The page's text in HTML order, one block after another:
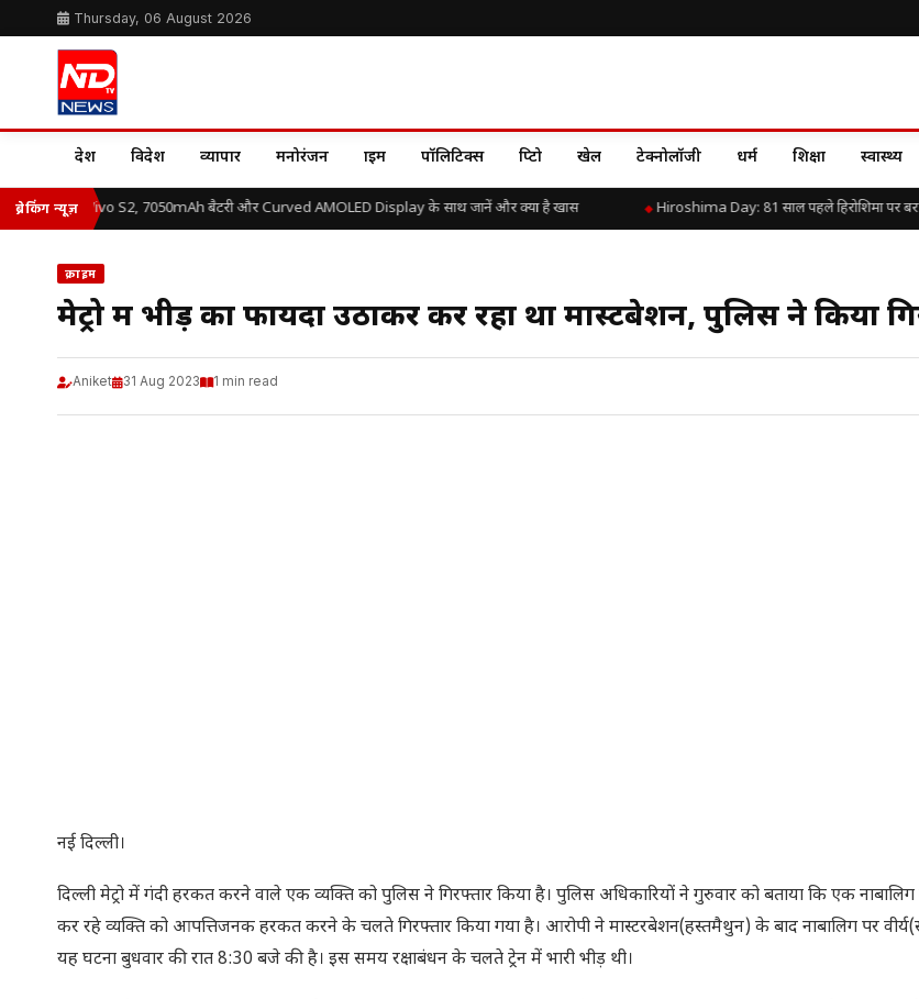
Thursday, 06 August 2026
देश विदेश व्यापार मनोरंजन क्राइम पॉलिटिक्स क्रिप्टो खेल टेक्नोलॉजी धर्म शिक्षा स्वास्थ्य
ब्रेकिंग न्यूज़
में लॉन्च हुआ Vivo S2, 7050mAh बैटरी और Curved AMOLED Display के साथ जानें और क्या है खास Hiroshima Day: 81 साल पहले हिरोशिमा पर
क्राइम
मेट्रो में भीड़ का फायदा उठाकर कर रहा था मास्टबेशन, पुलिस ने किया
Aniket 31 Aug 2023 1 min read
नई दिल्ली।
दिल्ली मेट्रो में गंदी हरकत करने वाले एक व्यक्ति को पुलिस ने गिरफ्तार किया है। पुलिस अधिकारियों ने गुरुवार को बताया कि एक
कर रहे व्यक्ति को आपत्तिजनक हरकत करने के चलते गिरफ्तार किया गया है। आरोपी ने मास्टरबेशन(हस्तमैथुन) के बाद नाबालिग पर
यह घटना बुधवार की रात 8:30 बजे की है। इस समय रक्षाबंधन के चलते ट्रेन में भारी भीड़ थी।